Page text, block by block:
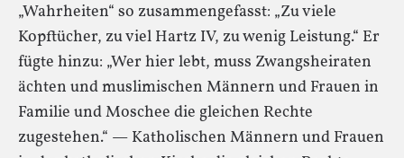
„Wahrheiten“ so zusammengefasst: „Zu viele
Kopftücher, zu viel Hartz IV, zu wenig Leistung.“ Er
fügte hinzu: „Wer hier lebt, muss Zwangsheiraten
ächten und muslimischen Männern und Frauen in
Familie und Moschee die gleichen Rechte
zugestehen.“ — Katholischen Männern und Frauen